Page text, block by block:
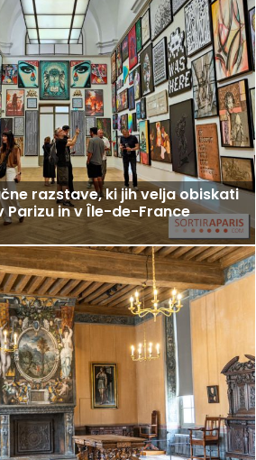
razstave, ki jih velja obiskati
Parizu in v Île-de-France